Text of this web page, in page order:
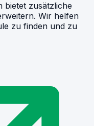
bietet zusätzliche
Wir helfen
zu finden und zu